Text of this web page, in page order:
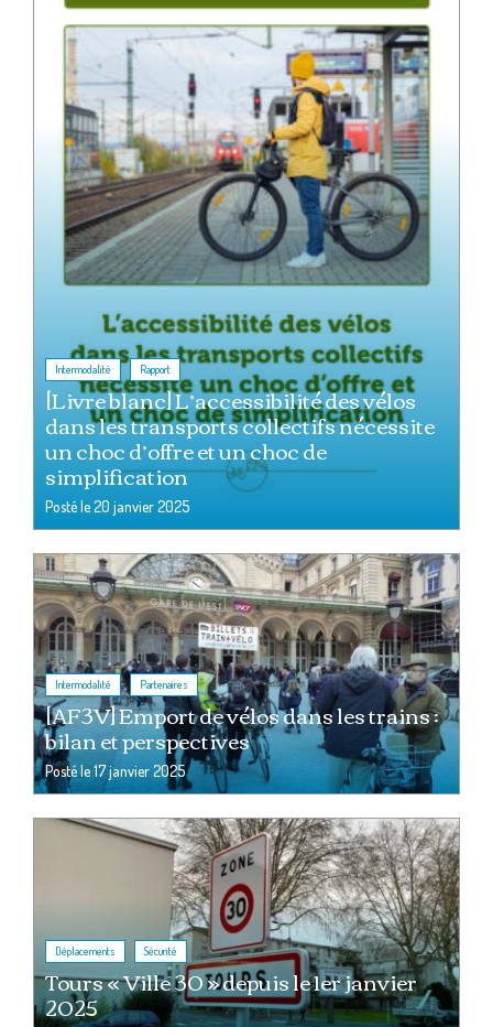
Intermodalité , Rapport
[Livre blanc] L’accessibilité des vélos
dans les transports collectifs nécessite
un choc d’offre et un choc de
simplification
Posté le20 janvier 2025
Intermodalité , Partenaires
[AF3V] Emport de vélos dans les trains :
bilan et perspectives
Posté le17 janvier 2025
Déplacements Sécurité
Tours « Ville 30 » depuis le 1er janvier
2025